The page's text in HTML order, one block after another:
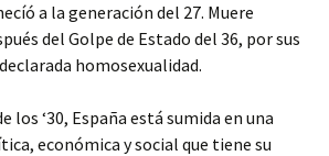
a la generación del 27. Muere
del Golpe de Estado del 36, por sus
homosexualidad.
los ‘30, España está sumida en una
económica y social que tiene su